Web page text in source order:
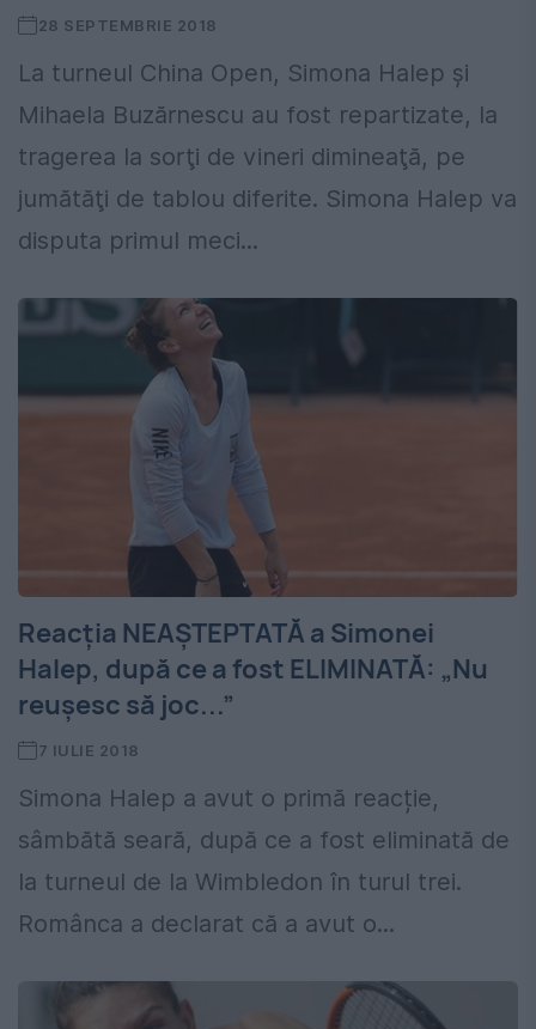
28 SEPTEMBRIE 2018
La turneul China Open, Simona Halep şi
Mihaela Buzărnescu au fost repartizate, la
tragerea la sorţi de vineri dimineaţă, pe
jumătăţi de tablou diferite. Simona Halep va
disputa primul meci...
Reacția NEAȘTEPTATĂ a Simonei
Halep, după ce a fost ELIMINATĂ: „Nu
reușesc să joc...”
7 IULIE 2018
Simona Halep a avut o primă reacție,
sâmbătă seară, după ce a fost eliminată de
la turneul de la Wimbledon în turul trei.
Românca a declarat că a avut o...